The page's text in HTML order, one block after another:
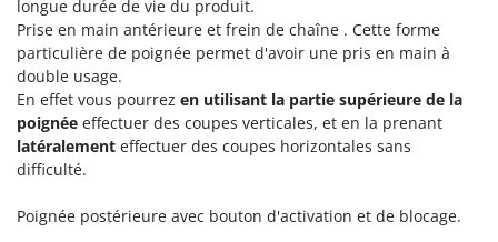
Pulvérisateurs
Pulvérisateurs portés
R
Rafraîchisseurs d'air par évaporation
Rampes de chargement en aluminium
Râpes à fromage électriques
Râteaux pour tracteur
GRIFO
GVS
GYS
H
Hailo
Henx
longue durée de vie du produit.
Prise en main antérieure et frein de chaîne . Cette forme
particulière de poignée permet d'avoir une pris en main à
double usage.
En effet vous pourrez en utilisant la partie supérieure de la
poignée effectuer des coupes verticales, et en la prenant
latéralement effectuer des coupes horizontales sans
difficulté.
Poignée postérieure avec bouton d'activation et de blocage.